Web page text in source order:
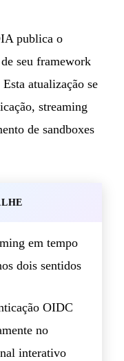
publica o
seu framework
atualização se
streaming
de sandboxes
em tempo
dois sentidos
OIDC
no
interativo